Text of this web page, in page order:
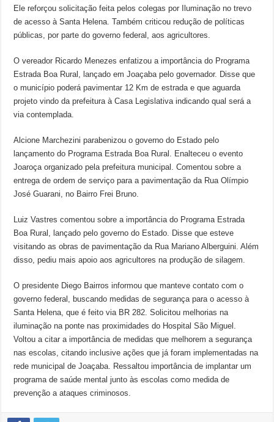
Ele reforçou solicitação feita pelos colegas por Iluminação no trevo
de acesso à Santa Helena. Também criticou redução de políticas
públicas, por parte do governo federal, aos agricultores.
O vereador Ricardo Menezes enfatizou a importância do Programa
Estrada Boa Rural, lançado em Joaçaba pelo governador. Disse que
o município poderá pavimentar 12 Km de estrada e que aguarda
projeto vindo da prefeitura à Casa Legislativa indicando qual será a
via contemplada.
Alcione Marchezini parabenizou o governo do Estado pelo
lançamento do Programa Estrada Boa Rural. Enalteceu o evento
Joaroça organizado pela prefeitura municipal. Comentou sobre a
entrega de ordem de serviço para a pavimentação da Rua Olímpio
José Guarani, no Bairro Frei Bruno.
Luiz Vastres comentou sobre a importância do Programa Estrada
Boa Rural, lançado pelo governo do Estado. Disse que esteve
visitando as obras de pavimentação da Rua Mariano Alberguini. Além
disso, pediu mais apoio aos agricultores na produção de silagem.
O presidente Diego Bairros informou que manteve contato com o
governo federal, buscando medidas de segurança para o acesso à
Santa Helena, que é feito via BR 282. Solicitou melhorias na
iluminação na ponte nas proximidades do Hospital São Miguel.
Voltou a citar a importância de medidas que melhorem a segurança
nas escolas, citando inclusive ações que já foram implementadas na
rede municipal de Joaçaba. Ressaltou importância de implantar um
programa de saúde mental junto às escolas como medida de
prevenção a ataques criminosos.